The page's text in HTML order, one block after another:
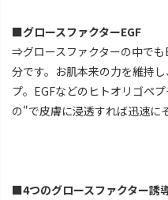
■グロースファクターEGF
⇒グロースファクターの中で
分です。お肌本来の力を維持
プ。EGFなどのヒトオリゴペ
の"で皮膚に浸透すれば迅速に
■4つのグロースファクター誘